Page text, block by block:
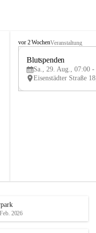
B
e
u
e
d
vor 2 WochenVeranstaltung
Blutspenden
Sa., 29. Aug., 07:00 -
2026